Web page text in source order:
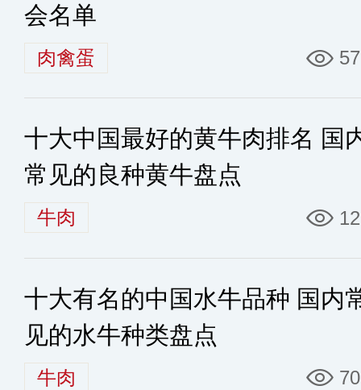
会名单
肉禽蛋
十大中国最好的黄牛肉排名 国
常见的良种黄牛盘点
牛肉
十大有名的中国水牛品种 国内
见的水牛种类盘点
牛肉